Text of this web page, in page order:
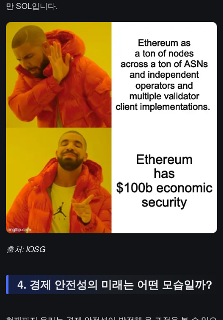
만 SOL입니다.
출처: IOSG
4. 경제 안전성의 미래는 어떤 모습일까?